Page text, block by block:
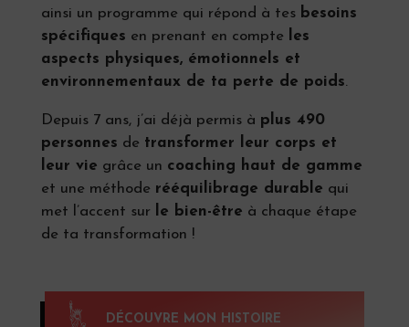
ainsi un programme qui répond à tes besoins
spécifiques en prenant en compte
les
aspects physiques, émotionnels et
environnementaux de ta perte de poids.
Depuis 7 ans, j’ai déjà permis à plus 490
personnes de transformer leur corps et
leur vie grâce un coaching haut de gamme
et une méthode rééquilibrage durable qui
met l’accent sur
le bien-être à chaque étape
de ta transformation !
DÉCOUVRE MON HISTOIRE